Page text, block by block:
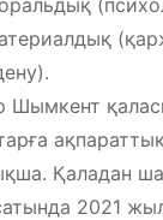
Шымкент
Қаладан
2021